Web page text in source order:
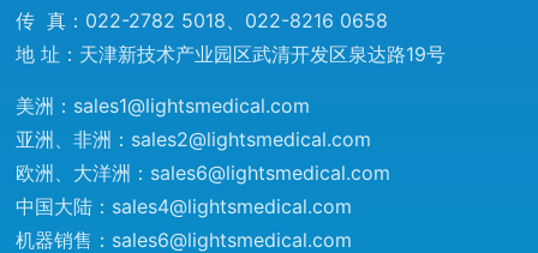
传 真：022-2782 5018、022-8216 0658
地 址：天津新技术产业园区武清开发区泉达路19号
美洲： sales1@lightsmedical.com
亚洲、非洲： sales2@lightsmedical.com
欧洲、大洋洲： sales6@lightsmedical.com
中国大陆： sales4@lightsmedical.com
机器销售： sales6@lightsmedical.com